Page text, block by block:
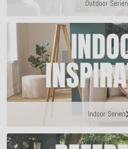
Outdoor Serien
Indoor Serien